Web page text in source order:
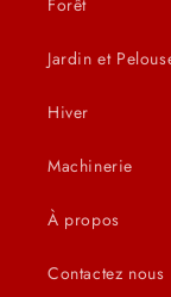
Forêt
Jardin et
Hiver
Machinerie
À propos
Contactez nous